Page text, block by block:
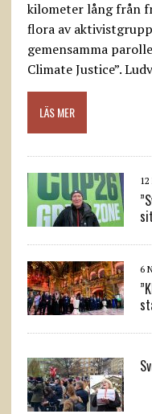
kilometer lång från
flora av
gemensamma
Climate Justice”.
LÄS MER
6